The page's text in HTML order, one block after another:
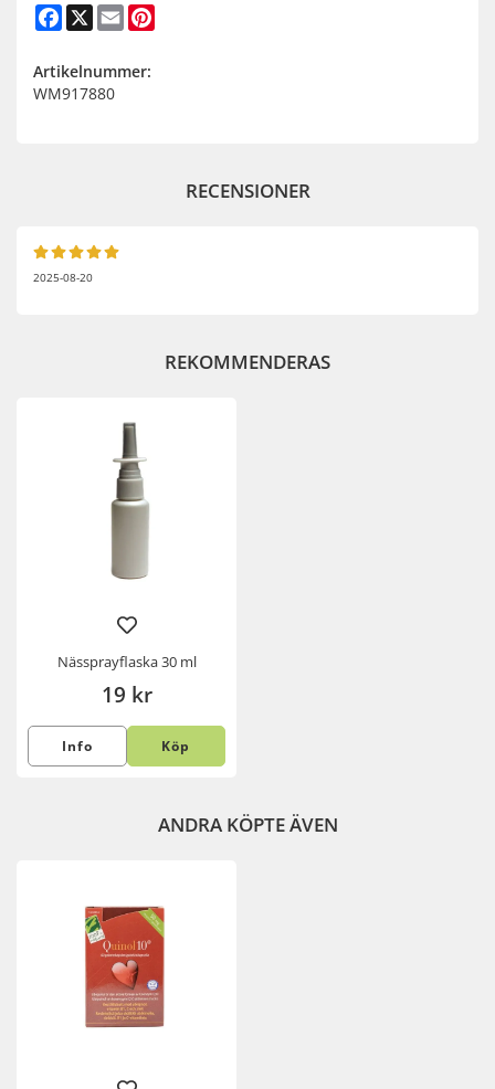
Facebook
X Email
Artikelnummer:
WM917880
RECENSIONER
2025-08-20
REKOMMENDERAS
Nässprayflaska 30 ml
19 kr
Info Köp
ANDRA KÖPTE ÄVEN